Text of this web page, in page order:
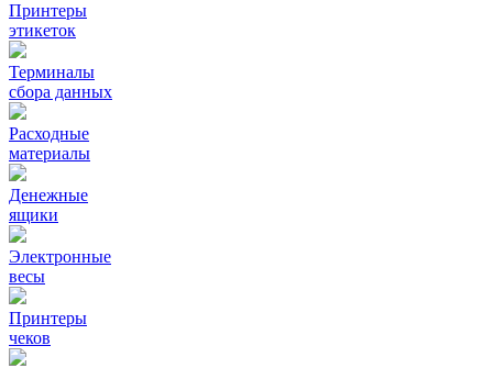
Принтеры
этикеток
Терминалы
сбора данных
Расходные
материалы
Денежные
ящики
Электронные
весы
Принтеры
чеков